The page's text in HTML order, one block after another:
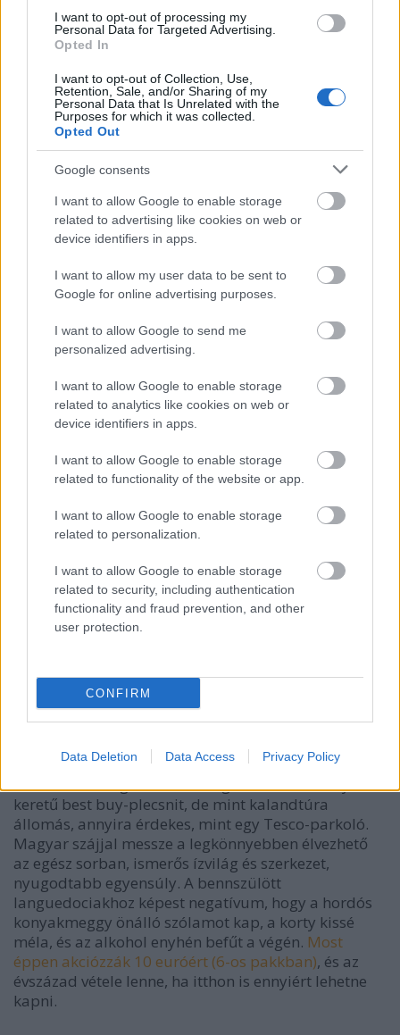
I want to opt-out of processing my
Personal Data for Targeted Advertising.
Opted In
I want to opt-out of Collection, Use,
Retention, Sale, and/or Sharing of my
Personal Data that Is Unrelated with the
Purposes for which it was collected.
Opted Out
Google consents
I want to allow Google to enable storage
related to advertising like cookies on web or
device identifiers in apps.
I want to allow my user data to be sent to
Google for online advertising purposes.
I want to allow Google to send me
personalized advertising.
I want to allow Google to enable storage
related to analytics like cookies on web or
device identifiers in apps.
I want to allow Google to enable storage
related to functionality of the website or app.
I want to allow Google to enable storage
related to personalization.
I want to allow Google to enable storage
related to security, including authentication
functionality and fraud prevention, and other
user protection.
CONFIRM
Data Deletion Data Access Privacy Policy
55 százalék syrah, 45 százalék grenache, 50 százalék
betonkád, 50 százalék 50 hl-es hordó. Az Hortus
Bergerie-jének eszményi párja. Ez a vadabb és
izgalmasabb. Nem sokszor éreztem ennyire erősen
egy borban, hogy azt kapom, ami termett (ez ilyen
zsigeri okoskodás, érvekkel persze nem tudok
szolgálni). Az illatban ibolya, fekete olíva, fekete
cseresznye, narancshéj, kakukkfű és rozmaring.
Kóstolva is markánsan fűszeres, gazdagon
gyümölcsös, de csöppet sem édes. Közepes test,
sima felszín és óriási vitalitás. Kissé tapadós tannin.
Ez az a bor, aminek minden évfolyamára szeretnék
előfizetni. (Decanter: 17 pont)
Château Mourgues du Grès
Ez már majdnem Rhône-völgyi bor,
a borászat a
Costieres de Nîmes AOC alatt, Langudoc és a Rhône-
völgy határán található (az AOC hivatalosan
languedoci, de sokszor sorolják mégis a Rhône-völgyiek
közé). Szokásos talaj (agyag + mészkő), szintén
kavicsos. Grenache, syrah, mourvedre + carignan. Kézi
viszont csak akkor válogatnak, ha szükséges, zöld
szüret csak a fiatalabb parcelláknál. Betontartályos
fahordókban érik. Finom seprőn érlelt, almasavbontott
borok. A Terre d’Argence öreg tőkés grenache és syrah
tartályban.
5. Château Mourgues du Grès – Terre
dicsérte az egekbe, a 2008-ast pedig a Decanter
dekorálta ki 5 csillaggal, és nevezte ki a legjobb
árértékű syrah-nak valamelyik tesztjében. Egyébként
nem teljesen syrah, 10 százalék grenache-t is
kevernek bele. Remek bor, igazi sármőr, de semmit
nem mond Languedocról. Megérdemli az aranyozott
keretű best buy-plecsnit, de mint kalandtúra
állomás, annyira érdekes, mint egy Tesco-parkoló.
Magyar szájjal messze a legkönnyebben élvezhető
az egész sorban, ismerős ízvilág és szerkezet,
nyugodtabb egyensúly. A bennszülött
languedociakhoz képest negatívum, hogy a hordós
konyakmeggy önálló szólamot kap, a korty kissé
méla, és az alkohol enyhén befűt a végén. Most
éppen akciózzák 10 euróért (6-os pakkban), és az
évszázad vétele lenne, ha itthon is ennyiért lehetne
kapni.